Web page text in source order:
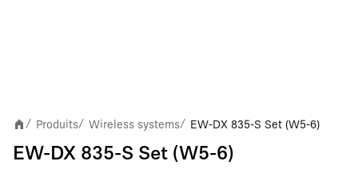
/ Produits/ Wireless systems/ EW-DX 835-S Set (W5-6)
EW-DX 835-S Set (W5-6)